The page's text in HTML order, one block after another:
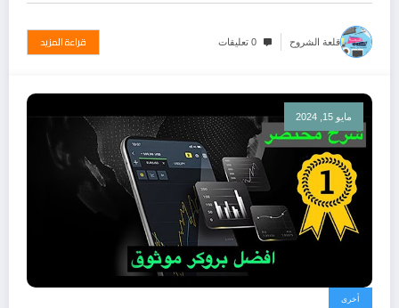
قلعة الشروح 0 تعليقات قراءة المزيد
مايو 15, 2024
أخرى